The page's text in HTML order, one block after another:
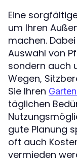
Eine
um Ihren
machen.
Auswahl von
sondern auch
Wegen,
Sie Ihren
täglichen
gute Planung
oft auch
vermieden